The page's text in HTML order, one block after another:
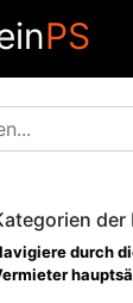
PS
der
durch